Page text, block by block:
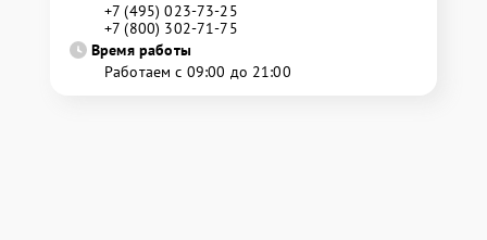
+7 (495) 023-73-25
+7 (800) 302-71-75
Время работы
Работаем с 09:00 до 21:00